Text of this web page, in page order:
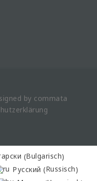
by commata
(Bulgarisch)
Русский (Russisch)